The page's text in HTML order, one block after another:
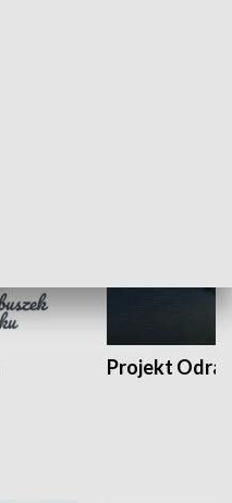
Projekt Odra